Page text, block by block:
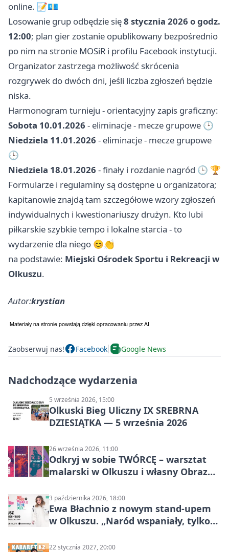
online. 📝💶
Losowanie grup odbędzie się8 stycznia 2026 o godz.
12:00; plan gier zostanie opublikowany bezpośrednio
po nim na stronie MOSiR i profilu Facebook instytucji.
Organizator zastrzega możliwość skrócenia
rozgrywek do dwóch dni, jeśli liczba zgłoszeń będzie
niska.
Harmonogram turnieju - orientacyjny zapis graficzny:
Sobota 10.01.2026 - eliminacje - mecze grupowe 🕒
Niedziela 11.01.2026 - eliminacje - mecze grupowe
🕒
Niedziela 18.01.2026 - finały i rozdanie nagród 🕒 🏆
Formularze i regulaminy są dostępne u organizatora;
kapitanowie znajdą tam szczegółowe wzory zgłoszeń
indywidualnych i kwestionariuszy drużyn. Kto lubi
piłkarskie szybkie tempo i lokalne starcia - to
wydarzenie dla niego 😊👏
na podstawie: Miejski Ośrodek Sportu i Rekreacji w
Olkuszu.
Autor:krystian
Zaobserwuj nas! Facebook Google News
Nadchodzące wydarzenia
5 września 2026, 15:00
Olkuski Bieg Uliczny IX SREBRNA
DZIESIĄTKA — 5 września 2026
26 września 2026, 11:00
Odkryj w sobie TWÓRCĘ – warsztat
malarski w Olkuszu i własny Obraz
3 października 2026, 18:00
Ewa Błachnio z nowym stand-upem
w Olkuszu. „Naród wspaniały, tylko
22 stycznia 2027, 20:00